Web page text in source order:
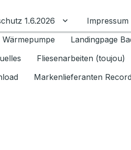
Ratgeber umschalten
1.6.2026 Untermenü für
Impressum
Wärmepumpe Landingpage
Fliesenarbeiten (toujou)
Markenlieferanten